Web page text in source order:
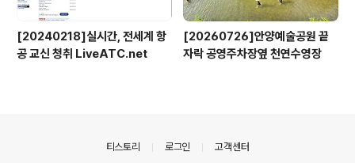
[20240218]실시간, 전세계 항
공 교신 청취 LiveATC.net
[20260726]안양예술공원 끝
자락 공영주차장옆 천연수영장
티스토리 로그인 고객센터